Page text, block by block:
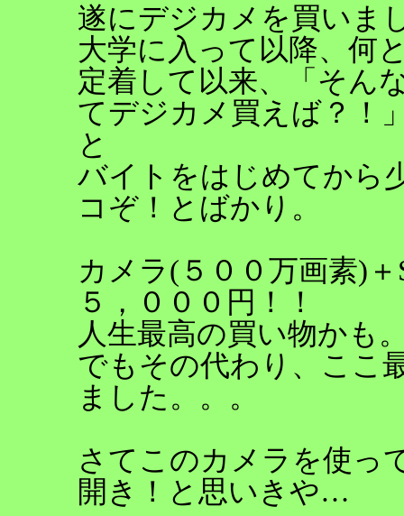
遂にデジカメを買いま
大学に入って以降、何
定着して以来、「そん
てデジカメ買えば？！
と
バイトをはじめてから
コぞ！とばかり。
カメラ(５００万画素)
５，０００円！！
人生最高の買い物かも
でもその代わり、ここ
ました。。。
さてこのカメラを使っ
開き！と思いきや…